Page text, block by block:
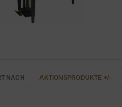
NACH AKTIONSPRODUKTE +/-